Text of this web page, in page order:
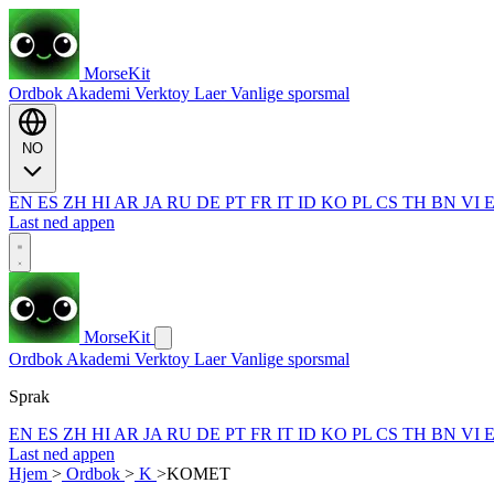
MorseKit
Ordbok Akademi Verktoy LaerVanlige sporsmal
EN ES ZH HI AR JA RU DE PT FR IT ID KO PL CS TH BN VI
Last ned appen
MorseKit
Ordbok Akademi Verktoy LaerVanlige sporsmal
Sprak
EN ES ZH HI AR JA RU DE PT FR IT ID KO PL CS TH BN VI
Last ned appen
Hjem > Ordbok > K >KOMET